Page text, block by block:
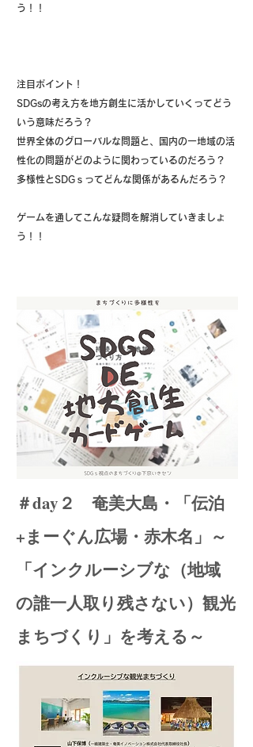
う！！
注目ポイント！
SDGsの考え方を地方創生に活かしていくってどう
いう意味だろう？
世界全体のグローバルな問題と、国内の一地域の活
性化の問題がどのように関わっているのだろう？
多様性とSDGｓってどんな関係があるんだろう？
ゲームを通してこんな疑問を解消していきましょ
う！！
＃day２ 奄美大島・「伝泊
+まーぐん広場・赤木名」～
「インクルーシブな（地域
の誰一人取り残さない）観光
まちづくり」を考える～